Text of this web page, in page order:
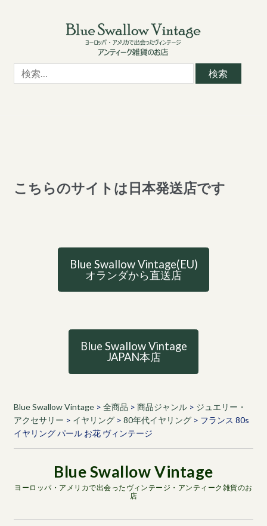
検
索:
こちらのサイトは日本発送店です
Blue Swallow Vintage(EU)
オランダから直送店
Blue Swallow Vintage
JAPAN本店
Blue Swallow Vintage> 全商品 > 商品ジャンル> ジュエリー・
アクセサリー > イヤリング> 80年代イヤリング> フランス 80s
イヤリング パール お花 ヴィンテージ
ヨーロッパ・アメリカで出会ったヴィンテージ・アンティーク雑貨のお
店